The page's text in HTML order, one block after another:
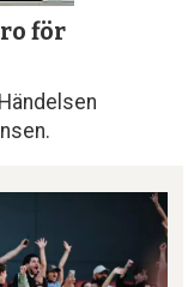
för